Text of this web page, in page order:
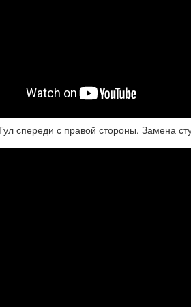
спереди с правой стороны. Замена